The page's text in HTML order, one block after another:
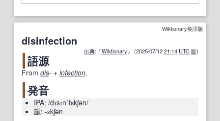
Wiktionary英語版
disinfection
出典:『Wiktionary』 (2025/07/1221:14 UTC 版)
語源
From dis- +‎ infection.
発音
IPA: /dɪsɪnˈfɛkʃən/
韻: -ɛkʃən